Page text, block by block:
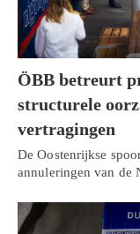
ÖBB betreurt
structurele
vertragingen
De Oostenrijkse
annuleringen van de